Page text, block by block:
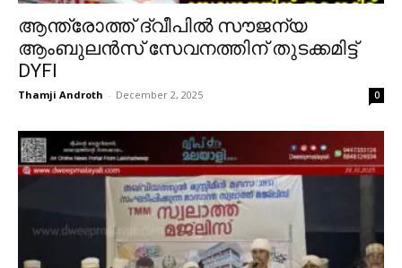
ആന്ത്രോത്ത് ദ്വീപിൽ സൗജന്യ
ആംബുലൻസ് സേവനത്തിന് തുടക്കമിട്ട്
DYFI
Thamji Androth - December 2, 2025 0